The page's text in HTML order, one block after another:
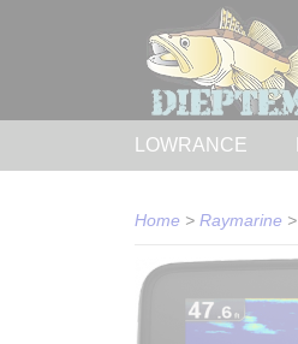
LOWRANCE
Home > Raymarine >